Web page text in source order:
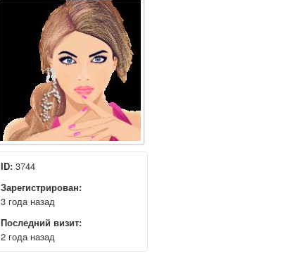
ID: 3744
Зарегистрирован:
3 года назад
Последний визит:
2 года назад